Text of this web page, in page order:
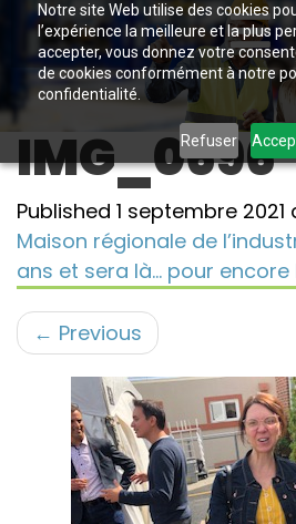
Notre site Web utilise des cookies
l’expérience la meilleure et la plus
accepter, vous donnez votre
de cookies conformément à notre
confidentialité.
Refuser
IMG_0696
Published 1 septembre 2021
Maison régionale de
ans et sera là… pour
← Previous